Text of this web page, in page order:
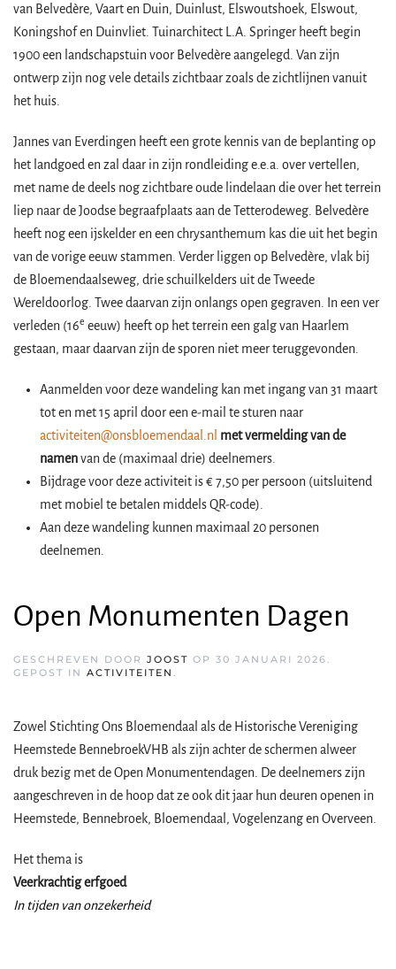
van Belvedère, Vaart en Duin, Duinlust, Elswoutshoek, Elswout,
Koningshof en Duinvliet. Tuinarchitect L.A. Springer heeft begin
1900 een landschapstuin voor Belvedère aangelegd. Van zijn
ontwerp zijn nog vele details zichtbaar zoals de zichtlijnen vanuit
het huis.
Jannes van Everdingen heeft een grote kennis van de beplanting op
het landgoed en zal daar in zijn rondleiding e.e.a. over vertellen,
met name de deels nog zichtbare oude lindelaan die over het terrein
liep naar de Joodse begraafplaats aan de Tetterodeweg. Belvedère
heeft nog een ijskelder en een chrysanthemum kas die uit het begin
van de vorige eeuw stammen. Verder liggen op Belvedère, vlak bij
de Bloemendaalseweg, drie schuilkelders uit de Tweede
Wereldoorlog. Twee daarvan zijn onlangs open gegraven. In een ver
verleden (16e eeuw) heeft op het terrein een galg van Haarlem
gestaan, maar daarvan zijn de sporen niet meer teruggevonden.
Aanmelden voor deze wandeling kan met ingang van 31 maart
tot en met 15 april door een e-mail te sturen naar
activiteiten@onsbloemendaal.nl met vermelding van de
namenvan de (maximaal drie) deelnemers.
Bijdrage voor deze activiteit is € 7,50 per persoon (uitsluitend
met mobiel te betalen middels QR-code).
Aan deze wandeling kunnen maximaal 20 personen
deelnemen.
Open Monumenten Dagen
GESCHREVEN DOOR JOOST OP 30 JANUARI 2026.
GEPOST IN ACTIVITEITEN .
Zowel Stichting Ons Bloemendaal als de Historische Vereniging
Heemstede BennebroekVHB als zijn achter de schermen alweer
druk bezig met de Open Monumentendagen. De deelnemers zijn
aangeschreven in de hoop dat ze ook dit jaar hun deuren openen in
Heemstede, Bennebroek, Bloemendaal, Vogelenzang en Overveen.
Het thema is
Veerkrachtig erfgoed
In tijden van onzekerheid